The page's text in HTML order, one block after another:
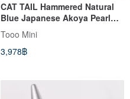
CAT TAIL Hammered Natural
Blue Japanese Akoya Pearl
Ring 925 Silver
Tooo Mini
3,978฿